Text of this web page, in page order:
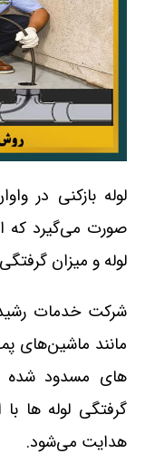
لوله بازکنی در
صورت می‌گیرد که
لوله و میزان
شرکت خدمات
مانند ماشین‌های
های مسدود شده
گرفتگی لوله ها
هدایت می‌شود.